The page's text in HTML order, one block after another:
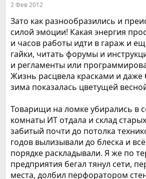
2 Фев 2012
Зато как разнообразились и
силой эмоции! Какая энергия
и часов работы идти в гараж и
гайки, читать форумы и
и регламенты или
Жизнь расцвела красками и даже
зима показалась цветущей
Товарищи на ломке убирались в
комнаты ИТ отдала и склад
забитый почти до потолка
годов вылизывали до блеска и
порядке раскладывали. Я же по
предприятия бегал тянул сети,
места, долбил перфоратором